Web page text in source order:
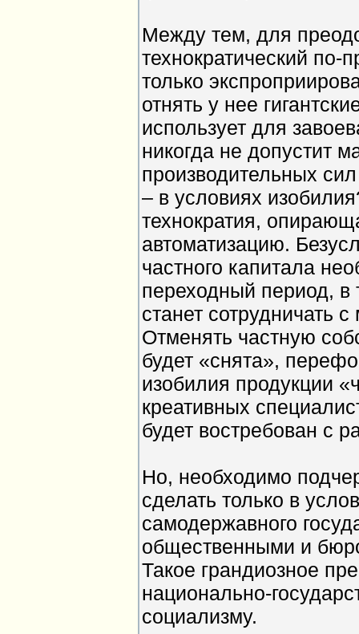
Между тем, для
технократический по-
только
отнять у нее
использует для
никогда не допустит
производительных
– в условиях
технократия,
автоматизацию.
частного капитала
переходный период, в
станет сотрудничать
Отменять частную
будет «снята»,
изобилия продукции
креативных
будет востребован с
Но, необходимо
сделать только в
самодержавного
общественными и
Такое грандиозное
национально-
социализму.